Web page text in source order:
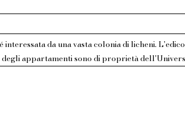
interessata da una vasta colonia di licheni.
appartamenti sono di proprietà